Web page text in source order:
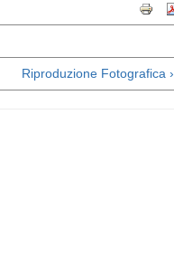
Riproduzione Fotografica ›